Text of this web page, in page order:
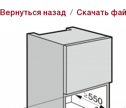
Вернуться назад Скачать